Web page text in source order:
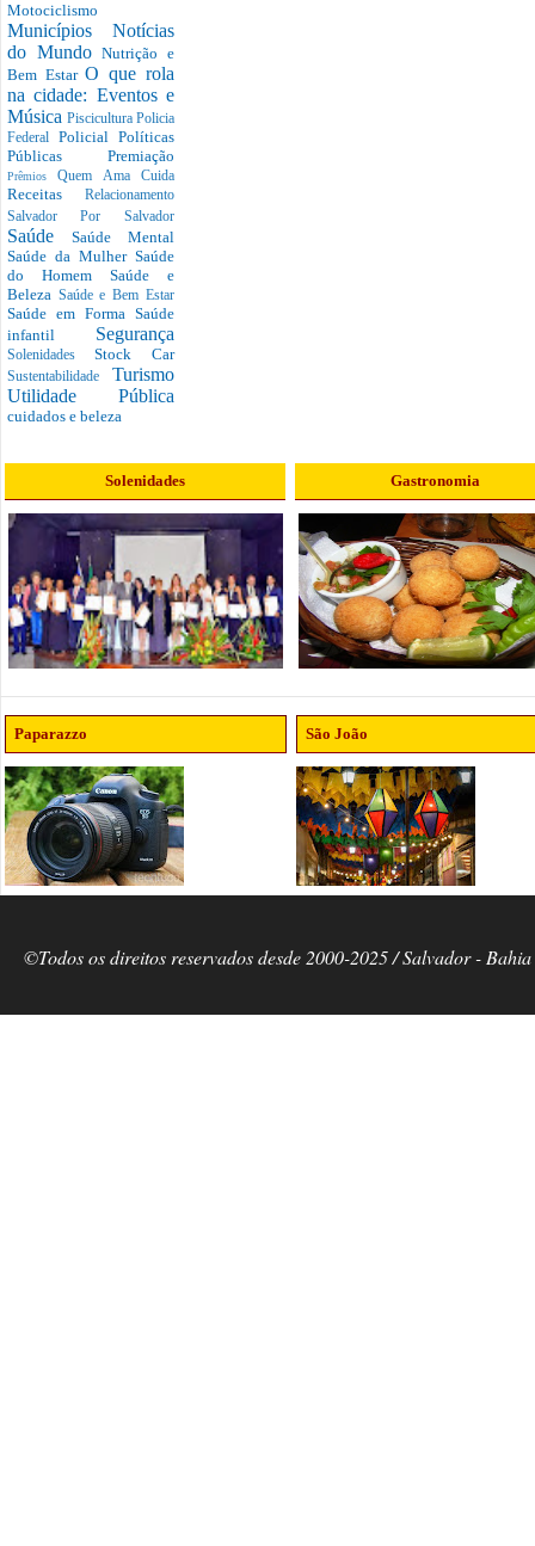
Motociclismo
Municípios Notícias
do MundoNutrição e
Bem EstarO que rola
na cidade: Eventos e
Música Piscicultura Policia
Federal Policial Políticas
Públicas Premiação
PrêmiosQuem Ama Cuida
Receitas Relacionamento
Salvador Por Salvador
Saúde Saúde Mental
Saúde da Mulher Saúde
do Homem Saúde e
Beleza Saúde e Bem Estar
Saúde em Forma Saúde
infantil Segurança
SolenidadesStock Car
Sustentabilidade Turismo
Utilidade Pública
cuidados e beleza
Solenidades Gastronomia
Paparazzo São João
©Todos os direitos reservados desde 2000-2025 / Salvador -